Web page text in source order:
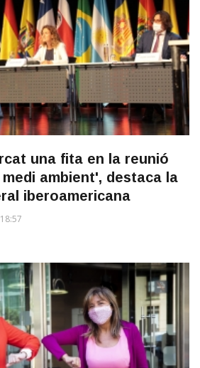
una fita en la reunió
ambient', destaca la
iberoamericana